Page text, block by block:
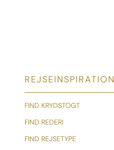
REJSEINSPIRATION
FIND KRYDSTOGT
FIND REDERI
FIND REJSETYPE